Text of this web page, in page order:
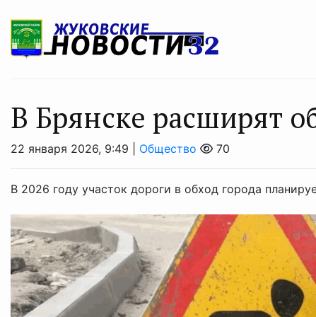
В Брянске расширят
22 января 2026, 9:49 | Общество 70
В 2026 году участок дороги в обход города